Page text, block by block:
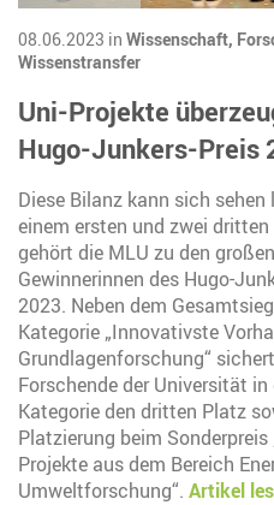
08.06.2023 in Wissenschaft,
Wissenstransfer
Uni-Projekte
Hugo-Junkers-Preis
Diese Bilanz kann sich sehen
einem ersten und zwei dritten
gehört die MLU zu den großen
Gewinnerinnen des Hugo-
2023. Neben dem
Kategorie „Innovativste
Grundlagenforschung“
Forschende der Universität in
Kategorie den dritten Platz
Platzierung beim
Projekte aus dem Bereich
Umweltforschung“. Artikel